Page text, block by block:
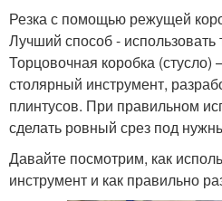
Резка с помощью режущей
Лучший способ - использовать
Торцовочная коробка
столярный инструмент,
плинтусов. При правильном
сделать ровный срез под
Давайте посмотрим, как
инструмент и как правильно